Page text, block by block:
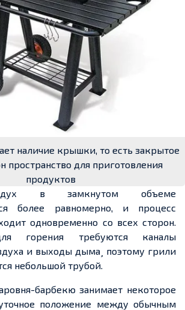
наличие крышки, то есть закрытое
пространство для приготовления
продуктов
в замкнутом объеме
более равномерно, и процесс
одновременно со всех сторон.
горения требуются каналы
и выходы дыма¸ поэтому грили
небольшой трубой.
барбекю занимает некоторое
положение между обычным